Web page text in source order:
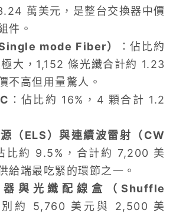
萬美元，是整台交換器中價
件。
mode Fiber）
：佔比約
大，1,152 條光纖合計約 1.23
不高但用量驚人。
：佔比約 16%，4 顆合計 1.2
（ELS）與連續波雷射（CW
比約 9.5%，合計約 7,200 美
給端最吃緊的環節之一。
器與光纖配線盒（Shuffle
別約 5,760 美元與 2,500 美